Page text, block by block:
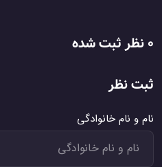
0 نظر ثبت شده
ثبت نظر
نام و نام خانوادگی